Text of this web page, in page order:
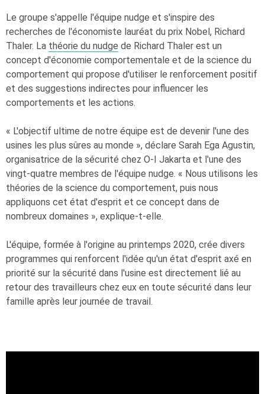
Le groupe s'appelle l'équipe nudge et s'inspire des
recherches de l'économiste lauréat du prix Nobel, Richard
Thaler. La théorie du nudge de Richard Thaler est un
concept d'économie comportementale et de la science du
comportement qui propose d'utiliser le renforcement positif
et des suggestions indirectes pour influencer les
comportements et les actions.
« L'objectif ultime de notre équipe est de devenir l'une des
usines les plus sûres au monde », déclare Sarah Ega Agustin,
organisatrice de la sécurité chez O-I Jakarta et l'une des
vingt-quatre membres de l'équipe nudge. « Nous utilisons les
théories de la science du comportement, puis nous
appliquons cet état d'esprit et ce concept dans de
nombreux domaines », explique-t-elle.
L'équipe, formée à l'origine au printemps 2020, crée divers
programmes qui renforcent l'idée qu'un état d'esprit axé en
priorité sur la sécurité dans l'usine est directement lié au
retour des travailleurs chez eux en toute sécurité dans leur
famille après leur journée de travail.